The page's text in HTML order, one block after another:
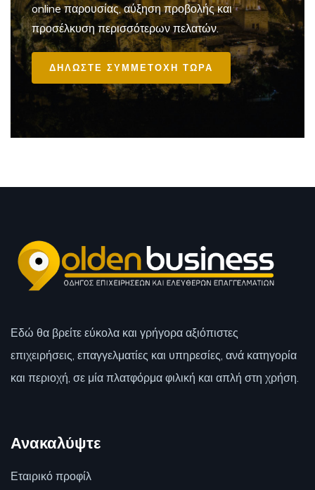
online παρουσίας, αύξηση προβολής και
προσέλκυση περισσότερων πελατών.
ΔΗΛΩΣΤΕ ΣΥΜΜΕΤΟΧΗ ΤΩΡΑ
Εδώ θα βρείτε εύκολα και γρήγορα αξιόπιστες
επιχειρήσεις, επαγγελματίες και υπηρεσίες, ανά κατηγορία
και περιοχή, σε μία πλατφόρμα φιλική και απλή στη χρήση.
Ανακαλύψτε
Εταιρικό προφίλ